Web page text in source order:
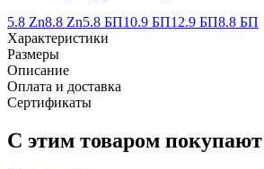
5.8 Zn8.8 Zn5.8 БП10.9 БП12.9 БП8.8 БП
Характеристики
Размеры
Описание
Оплата и доставка
Сертификаты
С этим товаром покупают